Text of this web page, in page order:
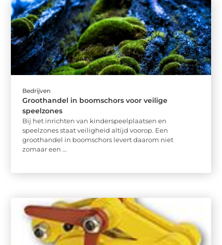
Bedrijven
Groothandel in boomschors voor veilige
speelzones
Bij het inrichten van kinderspeelplaatsen en
speelzones staat veiligheid altijd voorop. Een
groothandel in boomschors levert daarom niet
zomaar een ...